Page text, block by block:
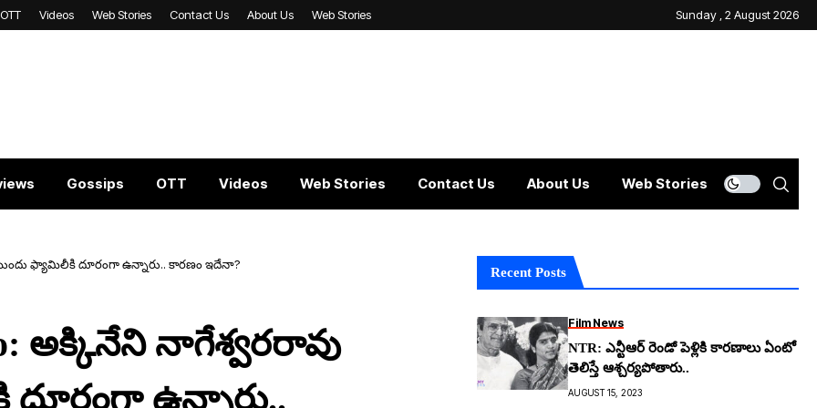
OTT Videos Web Stories Contact Us About Us Web Stories Sunday , 2 August 2026
Gossips OTT Videos Web Stories Contact Us About Us Web Stories
ఫ్యామిలీకి దూరంగా ఉన్నారు.. కారణం ఇదేనా?
అక్కినేని నాగేశ్వరరావు
ఉన్నారు..
Recent Posts
Film News
NTR: ఎన్టీఆర్ రెండో పెళ్లికి కారణాలు ఏంటో
తెలిస్తే ఆశ్చ‌ర్య‌పోతారు..
AUGUST 15, 2023